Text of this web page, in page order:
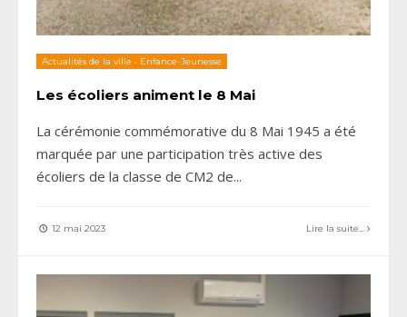
Actualités de la ville • Enfance-Jeunesse
Les écoliers animent le 8 Mai
La cérémonie commémorative du 8 Mai 1945 a été
marquée par une participation très active des
écoliers de la classe de CM2 de...
12 mai 2023 Lire la suite...